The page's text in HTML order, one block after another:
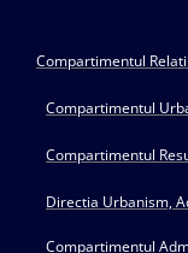
Compartimentul
Compartimentul
Compartimentul
Directia Urbanism,
Compartimentul